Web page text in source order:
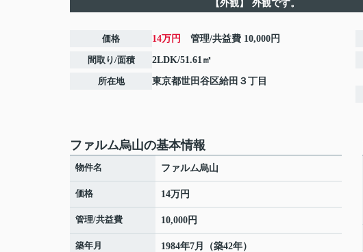
【外観】 外観です。
価格 14万円 管理/共益費 10,000円
間取り/面積 2LDK/51.61㎡
所在地 東京都世田谷区給田 ３丁目
ファルム烏山の基本情報
物件名 ファルム烏山
価格 14万円
管理/共益費 10,000円
築年月 1984年7月（築42年）